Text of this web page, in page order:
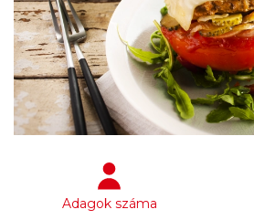
Adagok száma